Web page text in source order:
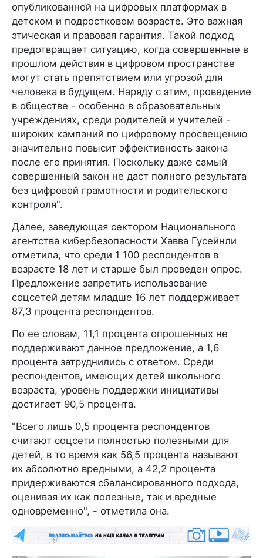
опубликованной на цифровых платформах в
детском и подростковом возрасте. Это важная
этическая и правовая гарантия. Такой подход
предотвращает ситуацию, когда совершенные в
прошлом действия в цифровом пространстве
могут стать препятствием или угрозой для
человека в будущем. Наряду с этим, проведение
в обществе - особенно в образовательных
учреждениях, среди родителей и учителей -
широких кампаний по цифровому просвещению
значительно повысит эффективность закона
после его принятия. Поскольку даже самый
совершенный закон не даст полного результата
без цифровой грамотности и родительского
контроля".
Далее, заведующая сектором Национального
агентства кибербезопасности Хавва Гусейнли
отметила, что среди 1 100 респондентов в
возрасте 18 лет и старше был проведен опрос.
Предложение запретить использование
соцсетей детям младше 16 лет поддерживает
87,3 процента респондентов.
По ее словам, 11,1 процента опрошенных не
поддерживают данное предложение, а 1,6
процента затруднились с ответом. Среди
респондентов, имеющих детей школьного
возраста, уровень поддержки инициативы
достигает 90,5 процента.
"Всего лишь 0,5 процента респондентов
считают соцсети полностью полезными для
детей, в то время как 56,5 процента называют
их абсолютно вредными, а 42,2 процента
придерживаются сбалансированного подхода,
оценивая их как полезные, так и вредные
одновременно", - отметила она.